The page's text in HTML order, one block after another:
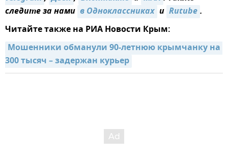
следите за нами в Одноклассниках и Rutube.
Читайте также на РИА Новости Крым:
Мошенники обманули 90-летнюю крымчанку на
300 тысяч – задержан курьер